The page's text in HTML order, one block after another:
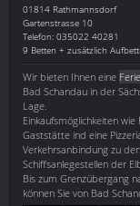
01814 Rathmannsdorf
Gartenstrasse 10
Telefon: 035022 40281
9 Betten + zusätzlich
Wir bieten Ihnen eine
Bad Schandau in der
Lage.
Einkaufsmöglichkeiten
Gaststätte ind eine
Verkehrsanbindung zu
Schiffsanlegestellen der
Bis zum Grenzübergang
können Sie von Bad